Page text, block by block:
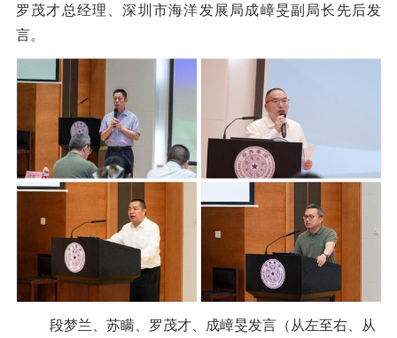
罗茂才总经理、深圳市海洋发展局成嶂旻副局长先后发
言。
段梦兰、苏瞒、罗茂才、成嶂旻发言（从左至右、从